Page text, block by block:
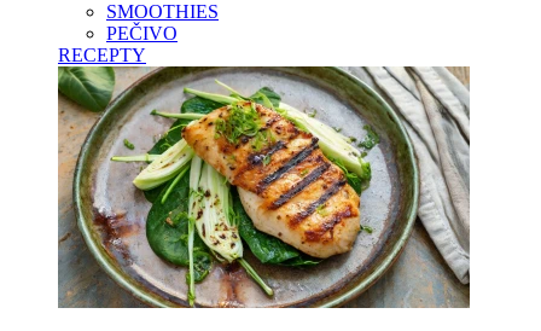
SMOOTHIES
PEČIVO
RECEPTY